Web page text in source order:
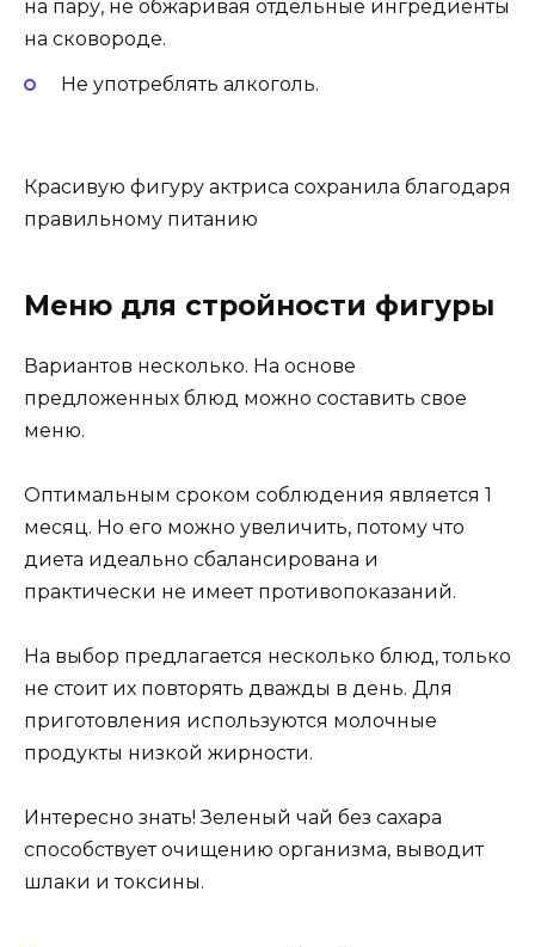
на пару, не обжаривая отдельные ингредиенты
на сковороде.
Не употреблять алкоголь.
Красивую фигуру актриса сохранила благодаря
правильному питанию
Меню для стройности фигуры
Вариантов несколько. На основе
предложенных блюд можно составить свое
меню.
Оптимальным сроком соблюдения является 1
месяц. Но его можно увеличить, потому что
диета идеально сбалансирована и
практически не имеет противопоказаний.
На выбор предлагается несколько блюд, только
не стоит их повторять дважды в день. Для
приготовления используются молочные
продукты низкой жирности.
Интересно знать! Зеленый чай без сахара
способствует очищению организма, выводит
шлаки и токсины.